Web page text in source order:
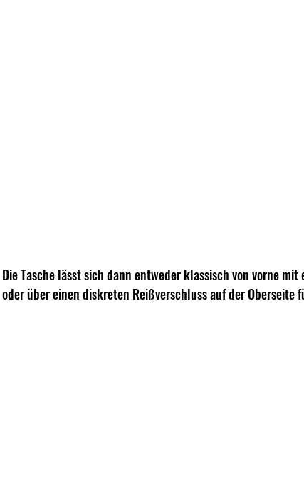
Die Tasche lässt sich dann entweder klassisch von vorne
oder über einen diskreten Reißverschluss auf der